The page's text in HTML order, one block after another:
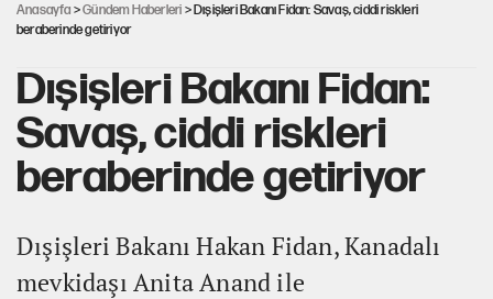
Anasayfa >Gündem Haberleri > Dışişleri Bakanı Fidan: Savaş, ciddi riskleri
beraberinde getiriyor
Dışişleri Bakanı Fidan:
Savaş, ciddi riskleri
beraberinde getiriyor
Dışişleri Bakanı Hakan Fidan, Kanadalı
mevkidaşı Anita Anand ile